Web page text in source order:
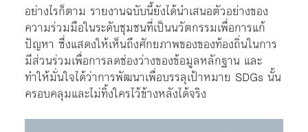
อย่างไรก็ตาม รายงานฉบับนี้ยังได้นำเสนอตัวอย่างของ
ความร่วมมือในระดับชุมชนที่เป็นนวัตกรรมเพื่อการแก้
ปัญหา ซึ่งแสดงให้เห็นถึงศักยภาพของของท้องถิ่นในการ
มีส่วนร่วมเพื่อการลดช่องว่างของข้อมูลหลักฐาน และ
ทำให้มั่นใจได้ว่าการพัฒนาเพื่อบรรลุเป้าหมาย SDGs นั้น
ครอบคลุมและไม่ทิ้งใครไว้ข้างหลังได้จริง